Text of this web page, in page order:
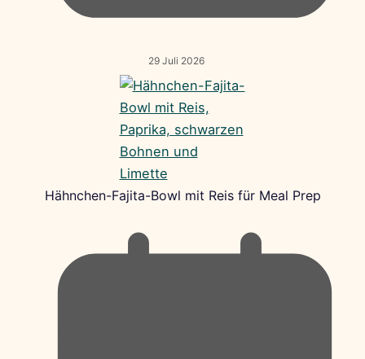
29 Juli 2026
Hähnchen-Fajita-Bowl mit Reis für Meal Prep